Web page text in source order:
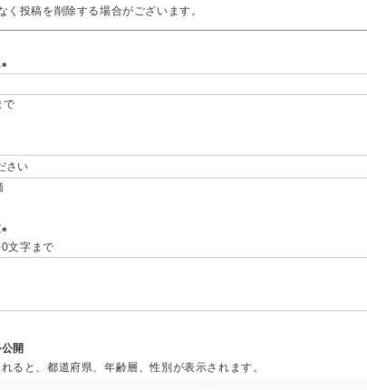
投稿を削除する場合がございます。
必
で
(
)
文字まで
開
ると、都道府県、年齢層、性別が表示されます。